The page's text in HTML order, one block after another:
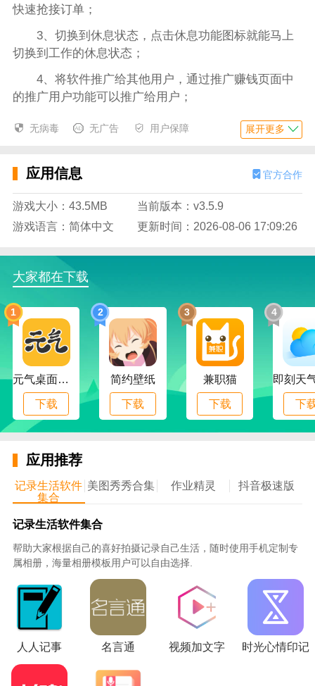
快速抢接订单；
3、切换到休息状态，点击休息功能图标就能马上
切换到工作的休息状态；
4、将软件推广给其他用户，通过推广赚钱页面中
的推广用户功能可以推广给用户；
5、可以推广商家，支持选择推广商家栏选择并将
6、注册成为平台的司机师傅，通过师傅注册功能
可以注册并认证相应的货运信息；
应用特色
1、多重认证资料编辑列表，不仅需要完善个人信
2、统计展示丰富的抢单数据栏，该栏中国展示了
3、拥有多元化的订单渠道，有来自个人的订单、
竞价订单以及来自商家的订单等资源；
4、快捷的抢单工具，大厅中设置了快捷明显的抢
单功能，旁边还有休息和设置工具图标；
5、提供多种注册类别选择，为师傅们提供了司机
注册、电工师傅注册以及维修类注册等选择；
6、丰富的推广赚钱方式，这里面为用户体用推广
用户、师傅、商家多种推广角色列表，还展示商家推广
记录；
1、进入软件并等待跳转，立即选择注册功能并查
看注册类别
2、选择自己的定位并立即注册，快速上传自己的
相关资料
3、成功注册后登录到订单大厅页面，点击抢单栏
目查看新订单
4、或查看上面的数据统计栏内容，选择并点击抢
单功能即可立即抢单
无病毒 无广告 用户保障 展开更多
应用信息 官方合作
游戏大小：43.5MB
当前版本：v3.5.9
游戏语言：简体中文
更新时间：2026-08-06 17:09:26
大家都在下载
1
元气桌面下载
下载
2
简约壁纸
下载
3
兼职猫
下载
4
下
应用推荐
记录生活软件
集合
美图秀秀合集 作业精灵 抖音极速版
记录生活软件集合
帮助大家根据自己的喜好拍摄记录自己生活，随时使用手机定制专
属相册，海量相册模板用户可以自由选择.
人人记事 名言通 视频加文字 时光心情印记